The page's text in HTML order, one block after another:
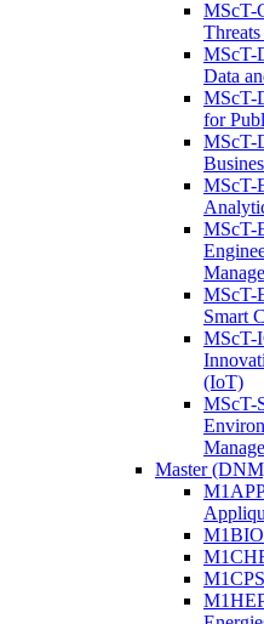
MScT-
MScT-
Data
MScT-
for
MScT-
MScT-
MScT-
MScT-
Smart
MScT-
(IoT)
MScT-
Master